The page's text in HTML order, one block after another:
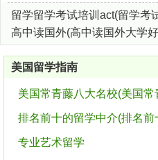
留学留学考试培训act(留学考
高中读国外(高中读国外大学
美国留学指南
美国常青藤八大名校(美国
排名前十的留学中介(排名
专业艺术留学